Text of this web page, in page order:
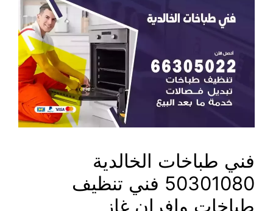
فني طباخات الخالدية
50301080 فني تنظيف
طباخات وافران غاز